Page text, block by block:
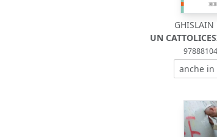
GHISLAIN
UN
anche in